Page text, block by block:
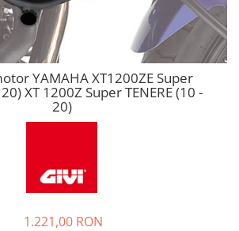
YAMAHA XT1200ZE Super
XT 1200Z Super TENERE (10 -
20)
1.221,00 RON